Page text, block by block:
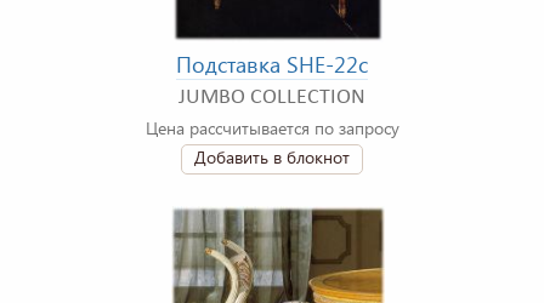
Подставка SHE-22c
JUMBO COLLECTION
Цена рассчитывается по запросу
Добавить в блокнот